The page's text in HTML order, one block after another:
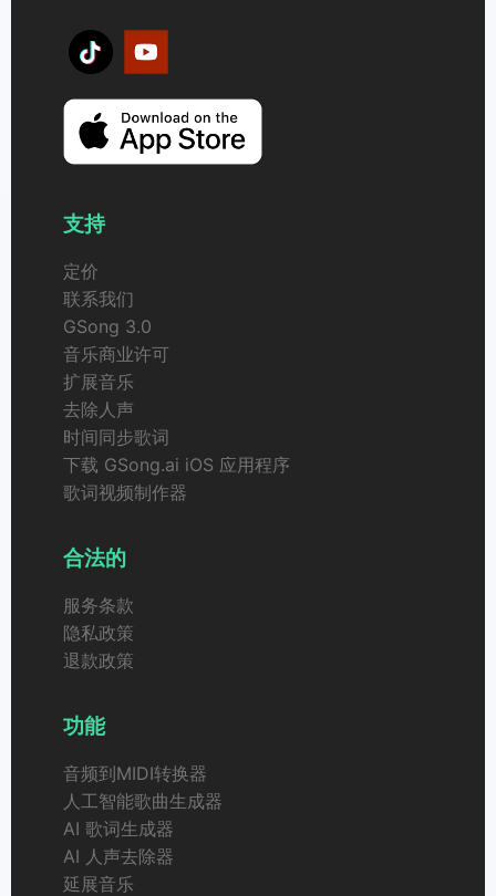
支持
定价
联系我们
GSong 3.0
音乐商业许可
扩展音乐
去除人声
时间同步歌词
下载 GSong.ai iOS 应用程序
歌词视频制作器
合法的
服务条款
隐私政策
退款政策
功能
音频到MIDI转换器
人工智能歌曲生成器
AI 歌词生成器
AI 人声去除器
延展音乐